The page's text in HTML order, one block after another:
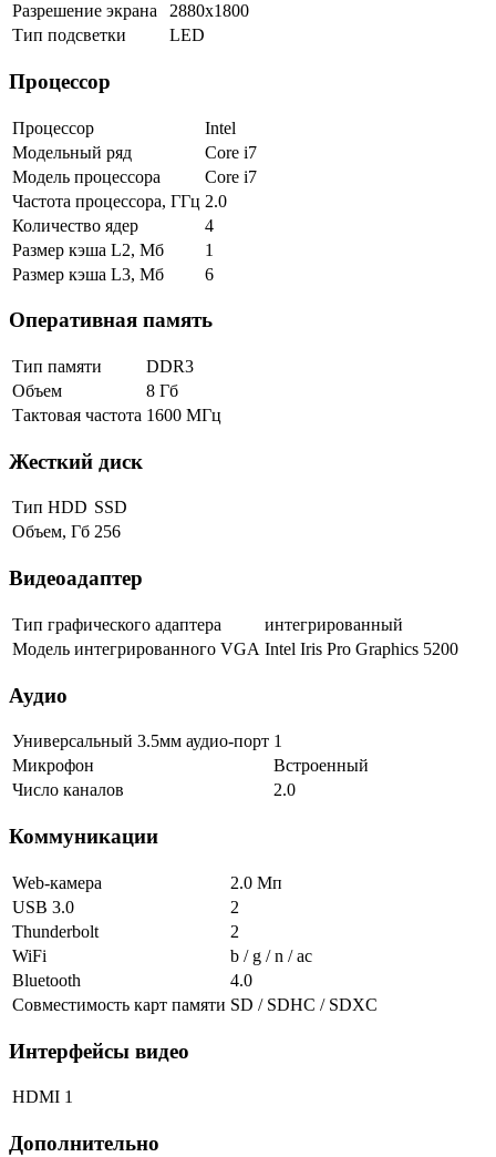
Разрешение экрана
2880x1800
Тип подсветки
LED
Процессор
Процессор
Intel
Модельный ряд
Core i7
Модель процессора
Core i7
Частота процессора, ГГц 2.0
Количество ядер
4
Размер кэша L2, Мб
1
Размер кэша L3, Мб
6
Оперативная память
Тип памяти
DDR3
Объем
8 Гб
Тактовая частота 1600 МГц
Жесткий диск
Тип HDD SSD
Объем, Гб 256
Видеоадаптер
Тип графического адаптера
интегрированный
Модель интегрированного VGA Intel Iris Pro Graphics 5200
Аудио
Универсальный 3.5мм аудио-порт 1
Микрофон
Встроенный
Число каналов
2.0
Коммуникации
Web-камера
2.0 Мп
USB 3.0
2
Thunderbolt
2
WiFi
b / g / n / ac
Bluetooth
4.0
Совместимость карт памяти SD / SDHC / SDXC
Интерфейсы видео
HDMI 1
Дополнительно